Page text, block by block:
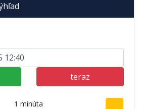
teraz
1 minúta